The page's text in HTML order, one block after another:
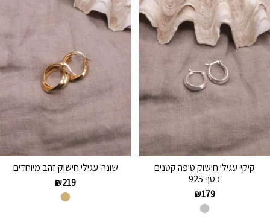
קיקי-עגילי חישוק טיפה קטנים
כסף 925
₪179
שונה-עגילי חישוק זהב מיוחדים
₪219